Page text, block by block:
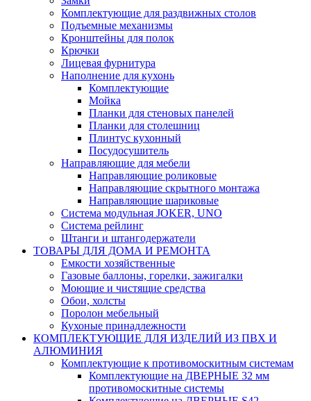
Комплектующие для раздвижных столов
Подъемные механизмы
Кронштейны для полок
Крючки
Лицевая фурнитура
Наполнение для кухонь
Комплектующие
Мойка
Планки для стеновых панелей
Планки для столешниц
Плинтус кухонный
Посудосушитель
Направляющие для мебели
Направляющие роликовые
Направляющие скрытного монтажа
Направляющие шариковые
Система модульная JOKER, UNO
Система рейлинг
Штанги и штангодержатели
ТОВАРЫ ДЛЯ ДОМА И РЕМОНТА
Емкости хозяйственные
Газовые баллоны, горелки, зажигалки
Моющие и чистящие средства
Обои, холсты
Поролон мебельный
Кухоные принадлежности
КОМПЛЕКТУЮЩИЕ ДЛЯ ИЗДЕЛИЙ ИЗ ПВХ И
АЛЮМИНИЯ
Комплектующие к противомоскитным системам
Комплектующие на ДВЕРНЫЕ 32 мм
противомоскитные системы